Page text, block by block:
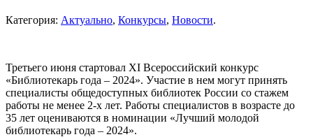
Категория: Актуально, Конкурсы, Новости.
Третьего июня стартовал XI Всероссийский конкурс
«Библиотекарь года – 2024». Участие в нем могут принять
специалисты общедоступных библиотек России со стажем
работы не менее 2-х лет. Работы специалистов в возрасте до
35 лет оцениваются в номинации «Лучший молодой
библиотекарь года – 2024».